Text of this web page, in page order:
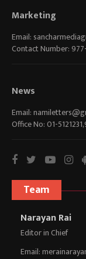
Marketing
Email:
Contact Number:
News
Email:
Office No: 01-
Team
Narayan Rai
Editor in Chief
Email: